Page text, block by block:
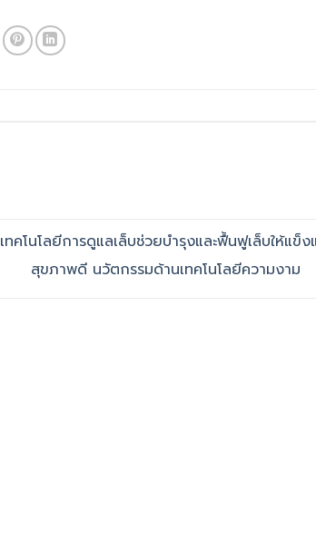
เทคโนโลยีการดูแลเล็บช่วยบำรุงและฟื้นฟูเล็บให้แข็ง
สุขภาพดี นวัตกรรมด้านเทคโนโลยีความงาม